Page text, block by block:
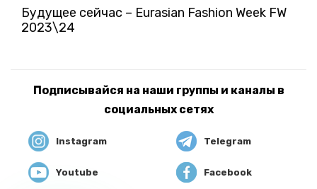
Будущее сейчас – Eurasian Fashion Week FW
2023\24
Подписывайся на наши группы и каналы в
социальных сетях
Instagram Telegram
Youtube Facebook